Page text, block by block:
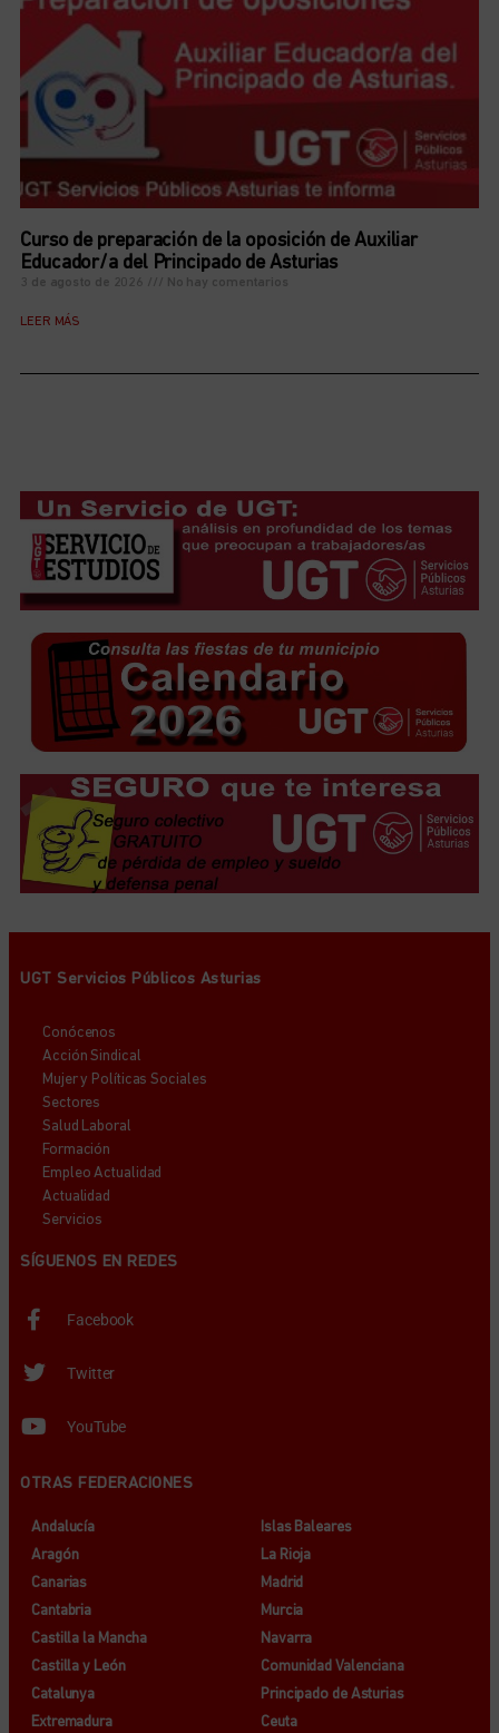
Curso de preparación de la oposición de Auxiliar
Educador/a del Principado de Asturias
3 de agosto de 2026 No hay comentarios
LEER MÁS
UGT Servicios Públicos Asturias
Conócenos
Acción Sindical
Mujer y Políticas Sociales
Sectores
Salud Laboral
Formación
Empleo Actualidad
Actualidad
Servicios
SÍGUENOS EN REDES
Facebook
Twitter
YouTube
OTRAS FEDERACIONES
Andalucía
Aragón
Canarias
Cantabria
Castilla la Mancha
Castilla y León
Catalunya
Extremadura
Islas Baleares
La Rioja
Madrid
Murcia
Navarra
Comunidad Valenciana
Principado de Asturias
Ceuta